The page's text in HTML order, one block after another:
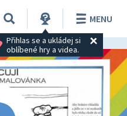
Přihlas se a ukládej si
oblíbené hry a videa.
MENU